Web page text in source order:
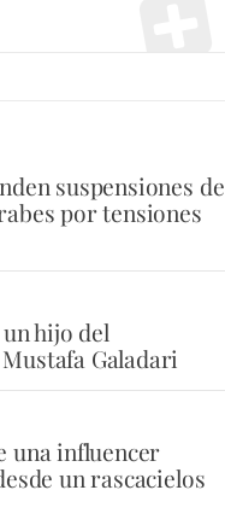
suspensiones de
por tensiones
un hijo del
Galadari
una influencer
un rascacielos